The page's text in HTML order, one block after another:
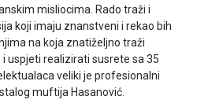
misliocima. Rado traži i
koji imaju znanstveni i rekao bih
na koja znatiželjno traži
uspjeti realizirati susrete sa 35
veliki je profesionalni
muftija Hasanović.